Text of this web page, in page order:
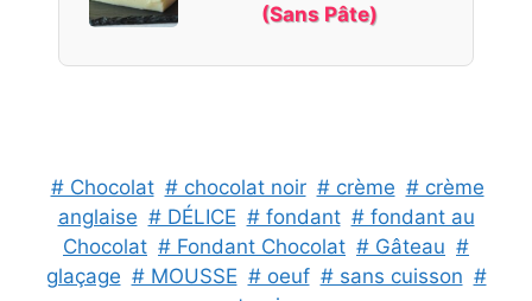
(Sans Pâte)
# Chocolat # chocolat noir # crème # crème
anglaise # DÉLICE # fondant # fondant au
Chocolat # Fondant Chocolat # Gâteau #
glaçage # MOUSSE # oeuf # sans cuisson #